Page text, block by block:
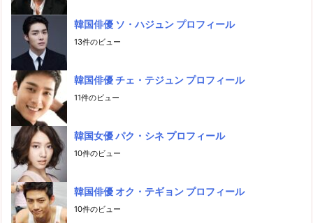
韓国俳優 ソ・ハジュン プロフィール
13件のビュー
韓国俳優 チェ・テジュン プロフィール
11件のビュー
韓国女優 パク・シネ プロフィール
10件のビュー
韓国俳優 オク・テギョン プロフィール
10件のビュー